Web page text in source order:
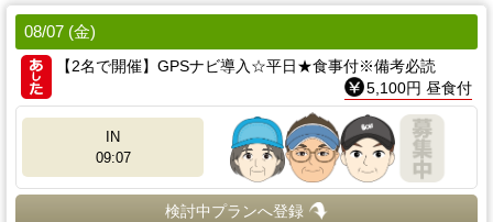
08/07 (金)
【2名で開催】GPSナビ導入☆平日★食事付※備考必読
5,100円 昼食付
IN
09:07
検討中プランへ登録